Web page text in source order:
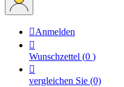
Anmelden

Wunschzettel (0 )

vergleichen Sie (0)